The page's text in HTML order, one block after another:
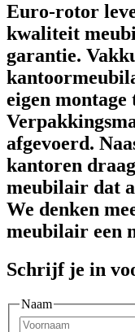
Euro-rotor
kwaliteit
garantie.
eigen montage
afgevoerd.
kantoren
meubilair dat
We denken
meubilair een
Schrijf je in
Naam